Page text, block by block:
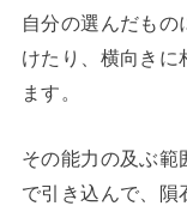
自分の選んだも
けたり、横向きに
ます。
その能力の及ぶ範
で引き込んで、隕